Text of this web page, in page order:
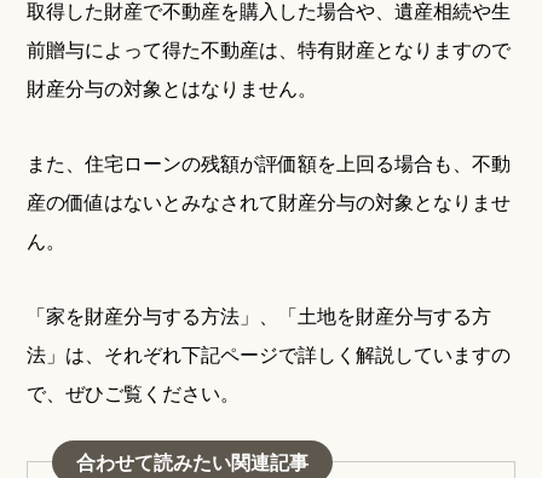
取得した財産で不動産を購入した場合や、遺産相続や生
前贈与によって得た不動産は、特有財産となりますので
財産分与の対象とはなりません。
また、住宅ローンの残額が評価額を上回る場合も、不動
産の価値はないとみなされて財産分与の対象となりませ
ん。
「家を財産分与する方法」、「土地を財産分与する方
法」は、それぞれ下記ページで詳しく解説していますの
で、ぜひご覧ください。
合わせて読みたい関連記事